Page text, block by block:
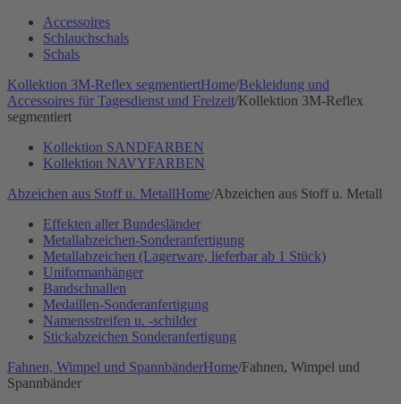
Accessoires
Schlauchschals
Schals
Kollektion 3M-Reflex segmentiertHome/Bekleidung und
Accessoires für Tagesdienst und Freizeit/Kollektion 3M-Reflex
segmentiert
Kollektion SANDFARBEN
Kollektion NAVYFARBEN
Abzeichen aus Stoff u. MetallHome/Abzeichen aus Stoff u. Metall
Effekten aller Bundesländer
Metallabzeichen-Sonderanfertigung
Metallabzeichen (Lagerware, lieferbar ab 1 Stück)
Uniformanhänger
Bandschnallen
Medaillen-Sonderanfertigung
Namensstreifen u. -schilder
Stickabzeichen Sonderanfertigung
Fahnen, Wimpel und SpannbänderHome/Fahnen, Wimpel und
Spannbänder